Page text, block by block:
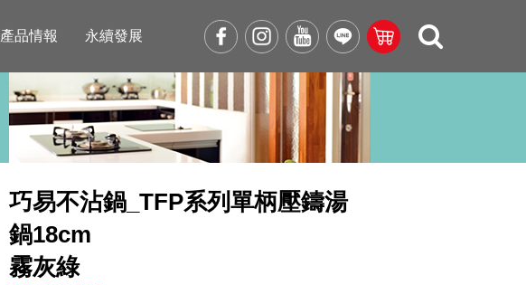
產品情報 永續發展
巧易不沾鍋_TFP系列單柄壓鑄湯
鍋18cm
霧灰綠